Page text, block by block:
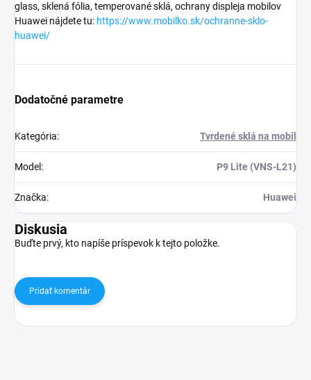
glass, sklená fólia, temperované sklá, ochrany displeja mobilov
Huawei nájdete tu: https://www.mobilko.sk/ochranne-sklo-
huawei/
Dodatočné parametre
Kategória: Tvrdené sklá na mobil
Model : P9 Lite (VNS-L21)
Značka: Huawei
Diskusia
Buďte prvý, kto napíše príspevok k tejto položke.
Pridať komentár